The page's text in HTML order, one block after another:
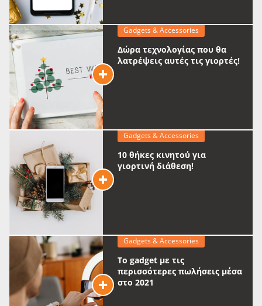
Gadgets & Accessories
Δώρα τεχνολογίας που θα
λατρέψεις αυτές τις γιορτές!
Gadgets & Accessories
10 θήκες κινητού για
γιορτινή διάθεση!
Gadgets & Accessories
Το gadget με τις
περισσότερες πωλήσεις μέσα
στο 2021